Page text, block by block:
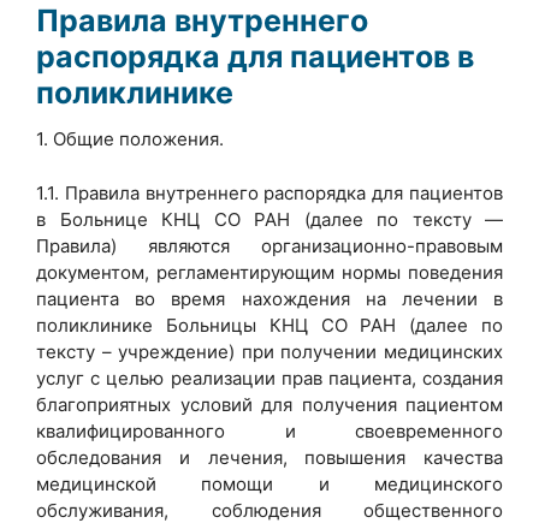
Правила внутреннего
распорядка для пациентов в
поликлинике
1. Общие положения.
1.1. Правила внутреннего распорядка для пациентов
в Больнице КНЦ СО РАН (далее по тексту —
Правила) являются организационно-правовым
документом, регламентирующим нормы поведения
пациента во время нахождения на лечении в
поликлинике Больницы КНЦ СО РАН (далее по
тексту – учреждение) при получении медицинских
услуг с целью реализации прав пациента, создания
благоприятных условий для получения пациентом
квалифицированного и своевременного
обследования и лечения, повышения качества
медицинской помощи и медицинского
обслуживания, соблюдения общественного